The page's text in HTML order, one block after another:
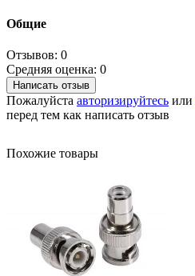
Общие
Отзывов: 0
Средняя оценка: 0
Написать отзыв
Пожалуйста авторизируйтесь или
перед тем как написать отзыв
Похожие товары